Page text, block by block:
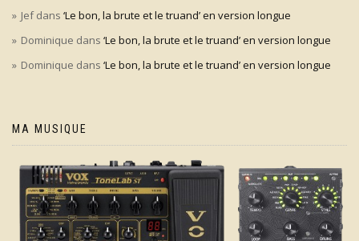
Jefdans ‘Le bon, la brute et le truand’ en version longue
Dominique dans ‘Le bon, la brute et le truand’ en version longue
Dominique dans ‘Le bon, la brute et le truand’ en version longue
MA MUSIQUE